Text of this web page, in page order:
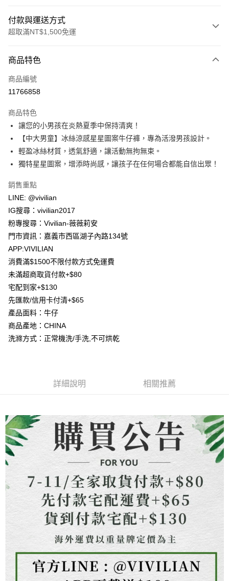
付款與運送方式
超取滿NT$1,500免運
信用卡一次付款
信用卡分期付款
合作金庫商業銀行
華南商業銀行
彰化商業銀行
上海商業儲蓄銀行
台北富邦商業銀行
國泰世華商業銀行
兆豐國際商業銀行
臺灣中小企業銀行
台中商業銀行
聯邦商業銀行
台新國際商業銀行
台灣樂天信用卡公司
超商取貨付款
LINE Pay
Apple Pay
悠遊付
Google Pay
大哥付你分期
相關說明
【大哥付你分期使用說明】
2.付款方式選擇「大哥付你分期」，訂單成立後會自動跳轉到大哥付的交易
流程，驗證手機門號後，選擇欲分期的期數、繳款截止日，確認付款後即完
成交易。
3.實際核准額度、可分期數及費用金額請依後續交易確認頁面所載為準。
4.訂單成立30分鐘內，如未前往確認交易或遇審核未通過，訂單將自動取
消。如遇「轉專審核」未通過狀況，表示未達大哥付你分期系統評分，恕無
【繳款方式說明】
帳／街口支付／iPASS MONEY」等通路繳費。
用戶於交易時，得透過本服務購買商品或服務，並由商店將買賣／分期付款
買賣價金債權讓與本公司後，依約使用本公司帳單繳交帳款。
2.基於同意付款使用「大哥付你分期」之契約關係目的，商店將以您的個人
資料（包含姓名、電話或地址）提供予台灣大哥大進項蒐集、處理及利用，
由本公司與您本人進行分期帳單所需資料之確認、核對及更正。
3.完整用戶服務條款，請詳閱以下連結：https://oppay.tw/userRule
AFTEE先享後付
相關說明
【關於「AFTEE先享後付」】
AFTEE先享後付是「在收到商品之後才付款」的支付方式。 讓您購物簡單
便利好安心！
１．簡單：不需註冊會員、不需綁卡、不需儲值。
２．便利：只要手機號碼，簡訊認證，即可結帳。
３．安心：先確認商品／服務後，再付款。
２．訂單成立數日內，您將收到繳費通知簡訊。
購買商品的店家。未經商家同意取消之訂單仍視為有效，需透過AFTEE先享
後付繳納相關費用。
※ 交易是否成功請以「AFTEE先享後付 」之結帳頁面顯示為準，若有關於
是否繳費成功／繳費後需取消欲退款等相關疑問，請聯繫「AFTEE先享後付
客戶支援中心」
【注意事項】
１．透過由恩沛科技股份有限公司提供之「AFTEE先享後付」服務完成之交
易，需依本服務之必要範圍內提供個人資料，並將交易相關給付款項請求債
權轉讓予恩沛科技股份有限公司。
２．關於個人資料處理事宜，請瀏覽以下網址：
https://aftee.tw/terms/#terms3
３．未成年的使用者請事先徵得法定代理人或監護人之同意方可使用
「AFTEE先享後付」，若未經同意申辦者引起之損失，本公司不負相關責
時審查核予不同之上限額度；若仍有額度不足之情形，本公司將視審查結果
請求用戶進行身份認證。
ATM付款
貨到付款
運送方式
先付款宅配到府
每筆NT$65，滿NT$1,500(含以上)免運費
貨到付款
海外配送 查看運費
商品特色
商品編號
11766858
商品特色
讓您的小男孩在炎熱夏季中保持清爽！
【中大男童】冰絲涼感星星圖案牛仔褲，專為活潑男孩設計。
輕盈冰絲材質，透氣舒適，讓活動無拘無束。
獨特星星圖案，增添時尚感，讓孩子在任何場合都能自信出眾！
銷售重點
LINE: @vivilian
IG搜尋：vivilian2017
粉專搜尋：Vivilian-薇薇莉安
門市資訊：嘉義市西區湖子內路134號
APP:VIVILIAN
消費滿$1500不限付款方式免運費
未滿超商取貨付款+$80
宅配到家+$130
先匯款/信用卡付清+$65
產品面料：牛仔
商品產地：CHINA
洗滌方式：正常機洗/手洗,不可烘乾
詳細說明 相關推薦